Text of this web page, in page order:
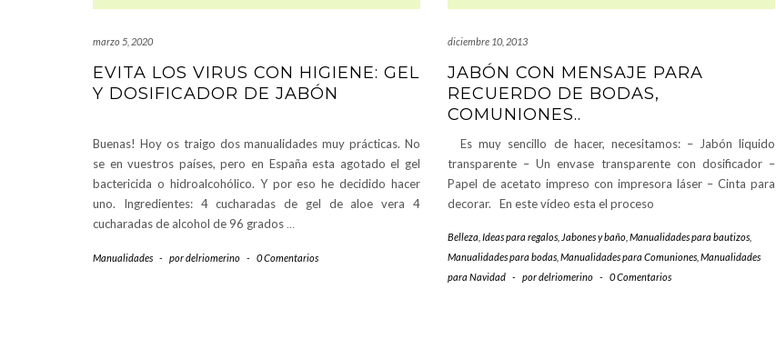
marzo 5, 2020
EVITA LOS VIRUS CON HIGIENE: GEL
Y DOSIFICADOR DE JABÓN
Buenas! Hoy os traigo dos manualidades muy prácticas. No
se en vuestros países, pero en España esta agotado el gel
bactericida o hidroalcohólico. Y por eso he decidido hacer
uno. Ingredientes: 4 cucharadas de gel de aloe vera 4
cucharadas de alcohol de 96 grados…
Manualidades - pordelriomerino - 0 Comentarios
diciembre 10, 2013
JABÓN CON MENSAJE PARA
RECUERDO DE BODAS,
COMUNIONES..
Es muy sencillo de hacer, necesitamos: – Jabón liquido
transparente – Un envase transparente con dosificador –
Papel de acetato impreso con impresora láser – Cinta para
decorar. En este vídeo esta el proceso
Belleza Ideas para regalos Jabones y baño Manualidades para bautizos
Manualidades para bodas Manualidades para Comuniones Manualidades
para Navidad - pordelriomerino - 0 Comentarios